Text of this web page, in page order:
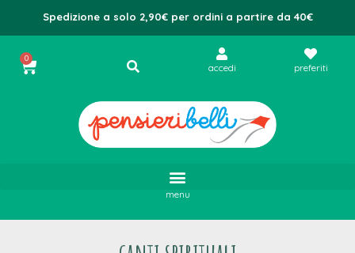
Spedizione a solo 2,90€ per ordini a partire da 40€
0
accedi preferiti
menu